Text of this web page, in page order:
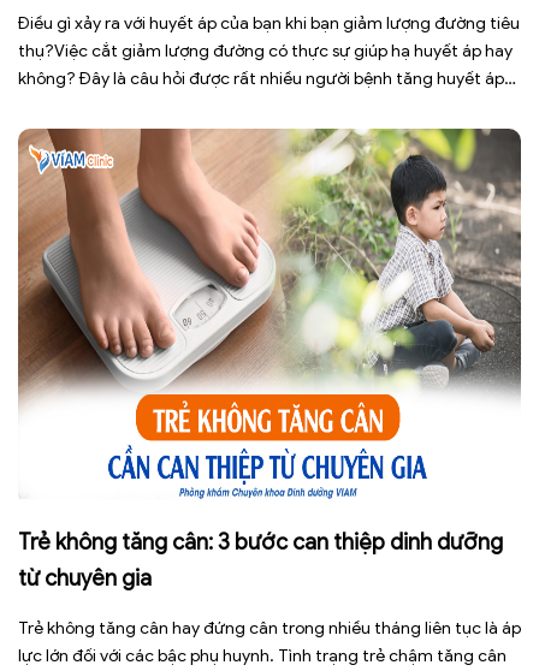
Điều gì xảy ra với huyết áp của bạn khi bạn giảm lượng đường tiêu
thụ?Việc cắt giảm lượng đường có thực sự giúp hạ huyết áp hay
không? Đây là câu hỏi được rất nhiều người bệnh tăng huyết áp
[…]
Trẻ không tăng cân: 3 bước can thiệp dinh dưỡng
từ chuyên gia
Trẻ không tăng cân hay đứng cân trong nhiều tháng liên tục là áp
lực lớn đối với các bậc phụ huynh. Tình trạng trẻ chậm tăng cân